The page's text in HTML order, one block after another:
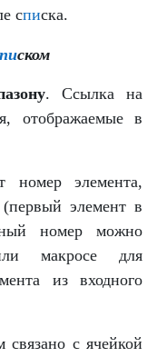
списка.
ском
. Ссылка на
отображаемые в
номер элемента,
элемент в
номер можно
макросе для
из входного
связано с ячейкой